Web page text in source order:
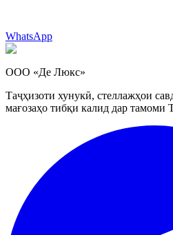
WhatsApp
ООО «Де Люкс»
Таҷҳизоти хунукӣ, стеллажҳои
мағозаҳо тибқи калид дар тамоми